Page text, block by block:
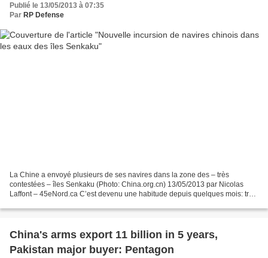
Publié le 13/05/2013 à 07:35
Par RP Defense
La Chine a envoyé plusieurs de ses navires dans la zone des – très
contestées – îles Senkaku (Photo: China.org.cn) 13/05/2013 par Nicolas
Laffont – 45eNord.ca C’est devenu une habitude depuis quelques mois: trois
China's arms export 11 billion in 5 years,
Pakistan major buyer: Pentagon